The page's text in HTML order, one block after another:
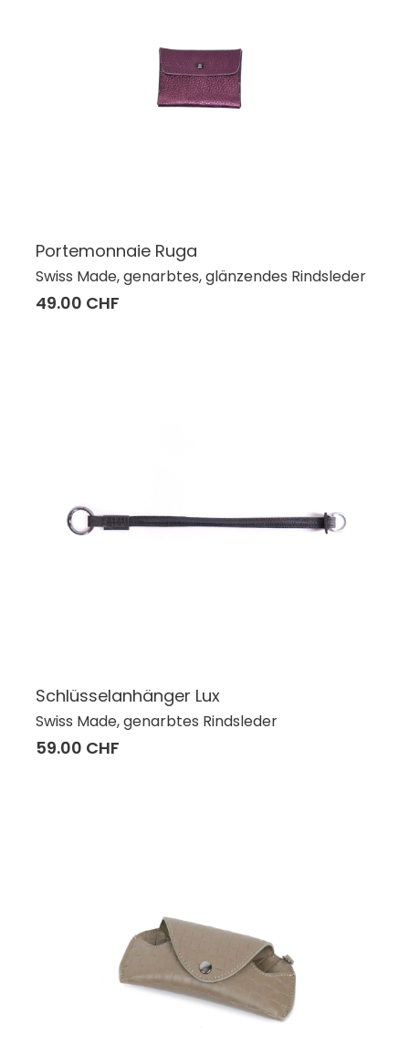
Portemonnaie Ruga
Swiss Made, genarbtes, glänzendes Rindsleder
49.00 CHF
Schlüsselanhänger Lux
Swiss Made, genarbtes Rindsleder
59.00 CHF